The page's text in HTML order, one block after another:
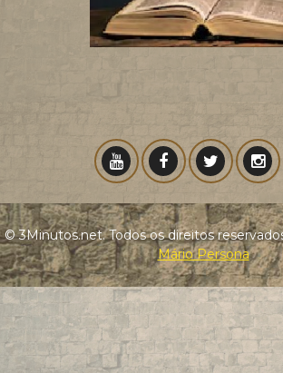
© 3Minutos.net. Todos os direitos
Mário Persona